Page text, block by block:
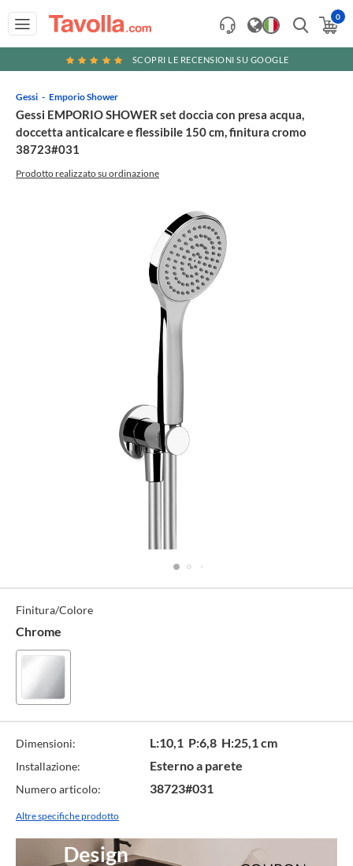
0
SCOPRI LE RECENSIONI SU GOOGLE
Gessi Emporio Shower
Gessi EMPORIO SHOWER set doccia con presa acqua,
doccetta anticalcare e flessibile 150 cm, finitura cromo
38723#031
Prodotto realizzato su ordinazione
Tecniche
Finitura/Colore
Chrome
Dimensioni: L:10,1 P:6,8 H:25,1 cm
Installazione: Esterno a parete
Numero articolo: 38723#031
Altre specifiche prodotto